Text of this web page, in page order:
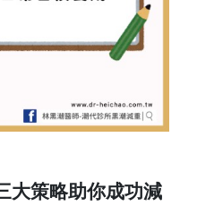
大策略助你成功減